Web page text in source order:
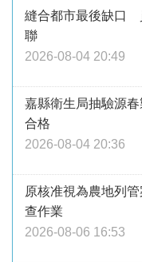
縫合都市最後缺口
聯
2026-08-04 20:49
嘉縣衛生局抽驗源
合格
2026-08-04 20:36
原核准視為農地列
查作業
2026-08-06 16:53